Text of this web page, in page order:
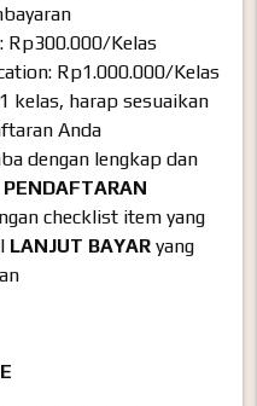
Rp300.000/Kelas
Rp1.000.000/Kelas
kelas, harap sesuaikan
Anda
dengan lengkap dan
PENDAFTARAN
checklist item yang
LANJUT BAYAR yang